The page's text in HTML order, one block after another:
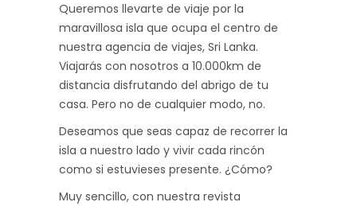
Queremos llevarte de viaje por la
maravillosa isla que ocupa el centro de
nuestra agencia de viajes, Sri Lanka.
Viajarás con nosotros a 10.000km de
distancia disfrutando del abrigo de tu
casa. Pero no de cualquier modo, no.
Deseamos que seas capaz de recorrer la
isla a nuestro lado y vivir cada rincón
como si estuvieses presente. ¿Cómo?
Muy sencillo, con nuestra revista